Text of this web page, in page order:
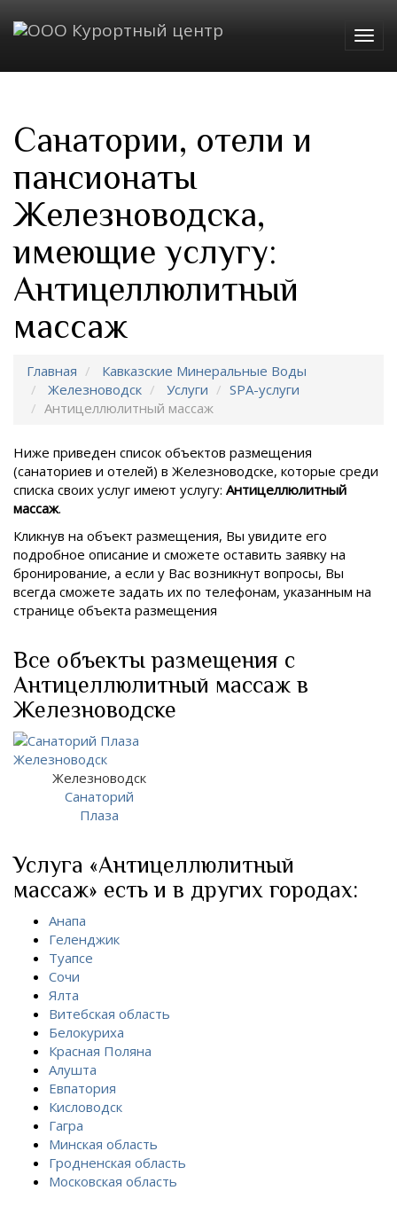
Санатории, отели и
пансионаты
Железноводска,
имеющие услугу:
Антицеллюлитный
массаж
Главная
Кавказские Минеральные Воды
Железноводск
Услуги
SPA-услуги
Антицеллюлитный массаж
Ниже приведен список объектов размещения
(санаториев и отелей) в Железноводске, которые среди
списка своих услуг имеют услугу: Антицеллюлитный
массаж.
Кликнув на объект размещения, Вы увидите его
подробное описание и сможете оставить заявку на
бронирование, а если у Вас возникнут вопросы, Вы
всегда сможете задать их по телефонам, указанным на
странице объекта размещения
Все объекты размещения с
Антицеллюлитный массаж в
Железноводске
Железноводск
Санаторий
Плаза
Услуга «Антицеллюлитный
массаж» есть и в других городах:
Анапа
Геленджик
Туапсе
Сочи
Ялта
Витебская область
Белокуриха
Красная Поляна
Алушта
Евпатория
Кисловодск
Гагра
Минская область
Гродненская область
Московская область